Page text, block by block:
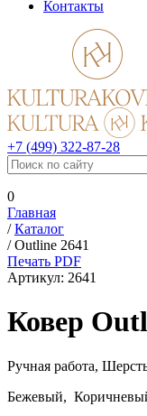
Контакты
+7 (499) 322-87-28
0
Главная
/Каталог
/Outline 2641
Печать PDF
Артикул: 2641
Ковер
Ручная работа,
Бежевый,